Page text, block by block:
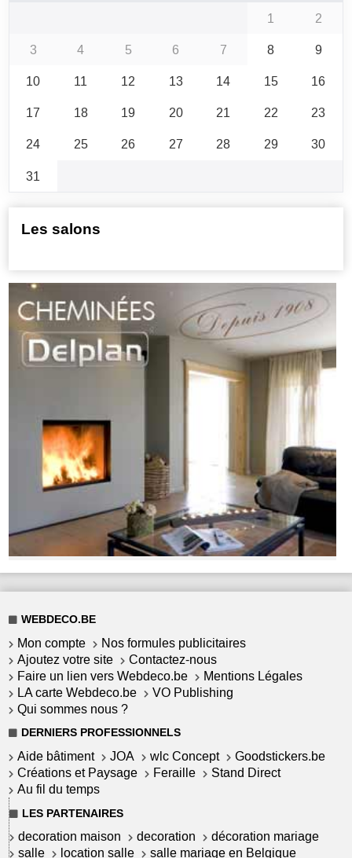
1
2
3
4 5 6 7 8
9
10
11 12 13 14 15
16
17
18 19 20 21 22
23
24
25 26 27 28 29
30
31
Les salons
WEBDECO.BE
Mon compte
Nos formules publicitaires
Ajoutez votre site
Contactez-nous
Faire un lien vers Webdeco.be
Mentions Légales
LA carte Webdeco.be
VO Publishing
Qui sommes nous ?
DERNIERS PROFESSIONNELS
Aide bâtiment JOA wlc Concept
Goodstickers.be
Créations et Paysage
Feraille
Stand Direct
Au fil du temps
LES PARTENAIRES
decoration maison decoration
décoration mariage
salle
location salle salle mariage en Belgique